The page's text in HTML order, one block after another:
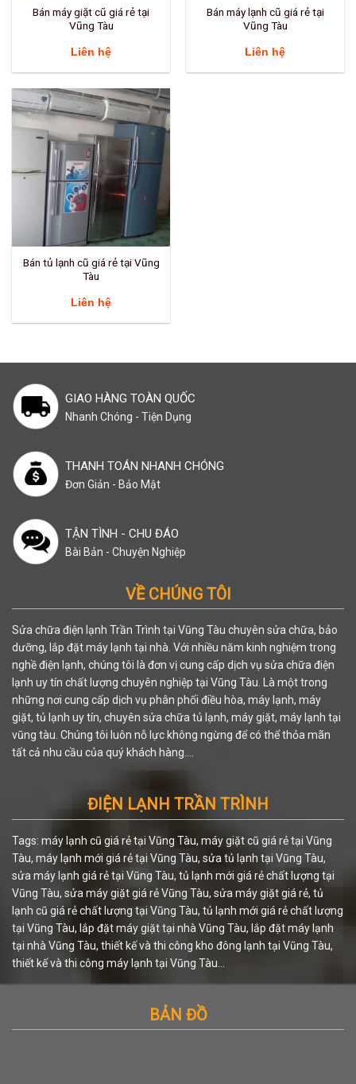
Bán máy giặt cũ giá rẻ tại
Vũng Tàu
Liên hệ
Bán máy lạnh cũ giá rẻ tại
Vũng Tàu
Liên hệ
Bán tủ lạnh cũ giá rẻ tại Vũng
Tàu
Liên hệ
GIAO HÀNG TOÀN QUỐC
Nhanh Chóng - Tiện Dụng
THANH TOÁN NHANH CHÓNG
Đơn Giản - Bảo Mật
TẬN TÌNH - CHU ĐÁO
Bài Bản - Chuyện Nghiệp
VỀ CHÚNG TÔI
Sửa chữa điện lạnh Trần Trình tại Vũng Tàu chuyên sửa chữa, bảo
dưỡng, lắp đặt máy lạnh tại nhà. Với nhiều năm kinh nghiệm trong
nghề điện lạnh, chúng tôi là đơn vị cung cấp dịch vụ sửa chữa điện
lạnh uy tín chất lượng chuyên nghiệp tại Vũng Tàu. Là một trong
những nơi cung cấp dịch vụ phân phối điều hòa, máy lạnh, máy
giặt, tủ lạnh uy tín, chuyên sửa chữa tủ lạnh, máy giặt, máy lạnh tại
vũng tàu. Chúng tôi luôn nỗ lực không ngừng để có thể thỏa mãn
tất cả nhu cầu của quý khách hàng....
ĐIỆN LẠNH TRẦN TRÌNH
Tags: máy lạnh cũ giá rẻ tại Vũng Tàu, máy giặt cũ giá rẻ tại Vũng
Tàu, máy lạnh mới giá rẻ tại Vũng Tàu, sửa tủ lạnh tại Vũng Tàu,
sửa máy lạnh giá rẻ tại Vũng Tàu, tủ lạnh mới giá rẻ chất lượng tại
Vũng Tàu, sửa máy giặt giá rẻ Vũng Tàu, sửa máy giặt giá rẻ, tủ
lạnh cũ giá rẻ chất lượng tại Vũng Tàu, tủ lạnh mới giá rẻ chất lượng
tại Vũng Tàu, lắp đặt máy giặt tại nhà Vũng Tàu, lắp đặt máy lạnh
tại nhà Vũng Tàu, thiết kế và thi công kho đông lạnh tại Vũng Tàu,
thiết kế và thi công máy lạnh tại Vũng Tàu...
BẢN ĐỒ